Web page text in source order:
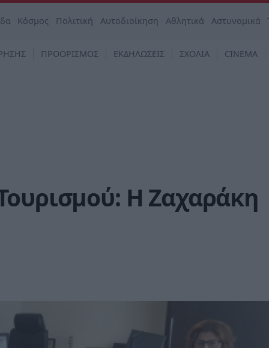
Κόσμος Πολιτική Αυτοδιοίκηση Αθλητικά Αστυνομικά
ΠΡΟΟΡΙΣΜΟΣ ΕΚΔΗΛΩΣΕΙΣ ΣΧΟΛΙΑ CINEMA
Η Ζαχαράκη